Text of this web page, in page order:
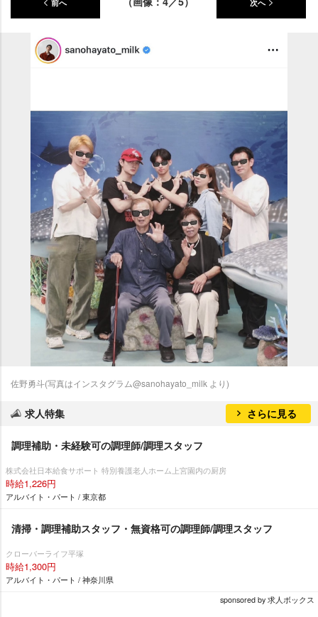
前へ 次へ
佐野勇斗(写真はインスタグラム@sanohayato_milk より)
求人特集 さらに見る
調理補助・未経験可の調理師/調理スタッフ
株式会社日本給食サポート 特別養護老人ホーム上宮園内の厨房
時給1,226円
アルバイト・パート / 東京都
清掃・調理補助スタッフ・無資格可の調理師/調理スタッフ
クローバーライフ平塚
時給1,300円
アルバイト・パート / 神奈川県
sponsored by 求人ボックス